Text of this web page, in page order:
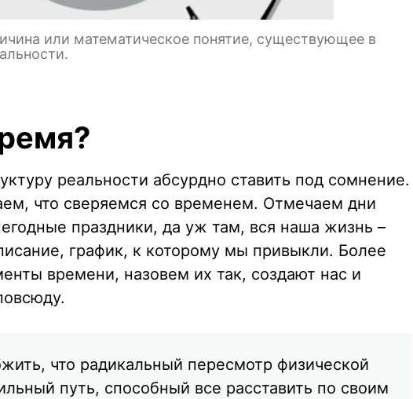
или математическое понятие, существующее в
реальности абсурдно ставить под сомнение.
что сверяемся со временем. Отмечаем дни
праздники, да уж там, вся наша жизнь –
график, к которому мы привыкли. Более
времени, назовем их так, создают нас и
что радикальный пересмотр физической
путь, способный все расставить по своим